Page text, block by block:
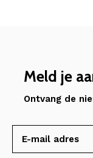
Meld je
Ontvang de